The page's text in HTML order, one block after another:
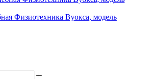
Физиотехника Вуокса, модель